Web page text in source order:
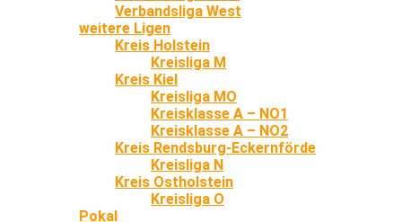
Verbandsliga West
weitere Ligen
Kreis Holstein
Kreisliga M
Kreis Kiel
Kreisliga MO
Kreisklasse A – NO1
Kreisklasse A – NO2
Kreis Rendsburg-Eckernförde
Kreisliga N
Kreis Ostholstein
Kreisliga O
Pokal